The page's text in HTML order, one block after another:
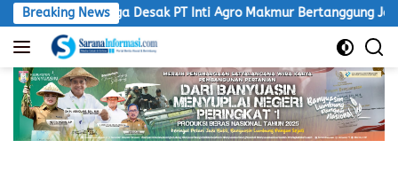
Langsung
ke
konten
Breaking News
Desak PT Inti Agro Makmur Bertanggung Jawab